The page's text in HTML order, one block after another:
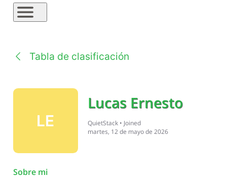
Tabla de clasificación
LE
Lucas Ernesto
QuietStack • Joined
martes, 12 de mayo de 2026
Sobre mi